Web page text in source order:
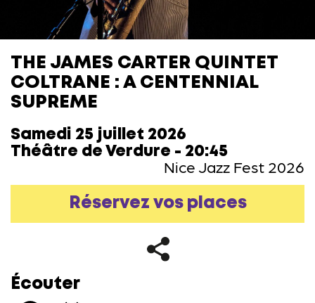
THE JAMES CARTER QUINTET
COLTRANE : A CENTENNIAL
SUPREME
Samedi 25 juillet 2026
Théâtre de Verdure - 20:45
Nice Jazz Fest 2026
Réservez vos places
Écouter